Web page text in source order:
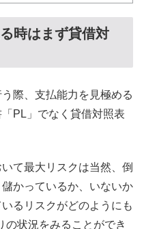
時はまず貸借対
際、支払能力を見極める
PL」でなく貸借対照表
て最大リスクは当然、倒
かっているか、いないか
るリスクがどのようにも
の状況をみることができ